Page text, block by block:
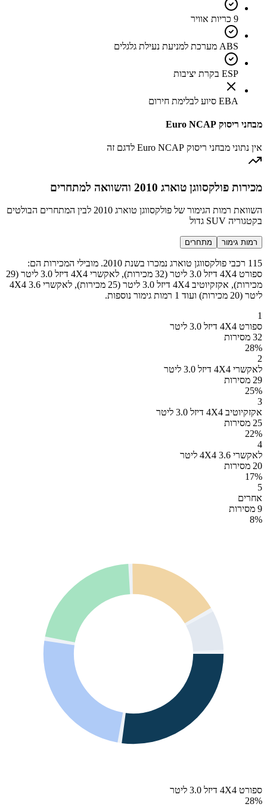
9 כריות אוויר
ABS מערכת למניעת נעילת גלגלים
ESP בקרת יציבות
EBA סיוע לבלימת חירום
מבחני ריסוק Euro NCAP
אין נתוני מבחני ריסוק Euro NCAP לדגם זה
מכירות פולקסווגן טוארג 2010 והשוואה למתחרים
השוואת רמות הגימור של פולקסווגן טוארג 2010 לבין המתחרים הבולטים
בקטגוריה SUV גדול
רמות גימור מתחרים
115 רכבי פולקסווגן טוארג נמכרו בשנת 2010. מובילי המכירות הם:
ספורט 4X4 דיזל 3.0 ליטר (32 מכירות), לאקשרי 4X4 דיזל 3.0 ליטר (29
מכירות), אקזקיוטיב 4X4 דיזל 3.0 ליטר (25 מכירות), לאקשרי 4X4 3.6
ליטר (20 מכירות) ועוד 1 רמות גימור נוספות.
1
ספורט 4X4 דיזל 3.0 ליטר
32 מסירות
28%
2
לאקשרי 4X4 דיזל 3.0 ליטר
29 מסירות
25%
3
אקזקיוטיב 4X4 דיזל 3.0 ליטר
25 מסירות
22%
4
לאקשרי 4X4 3.6 ליטר
20 מסירות
17%
5
אחרים
9 מסירות
8%
ספורט 4X4 דיזל 3.0 ליטר
28%